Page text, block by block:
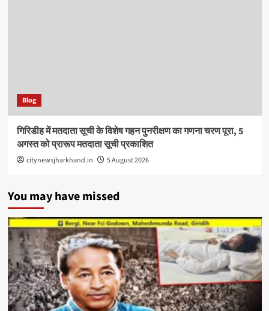
Blog
गिरिडीह में मतदाता सूची के विशेष गहन पुनरीक्षण का गणना चरण पूरा, 5
अगस्त को प्रारूप मतदाता सूची प्रकाशित
citynewsjharkhand.in 5 August 2026
You may have missed